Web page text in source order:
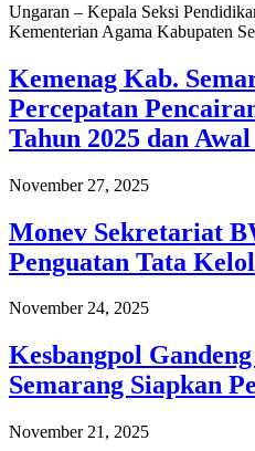
Ungaran – Kepala Seksi
Kementerian Agama Kabupaten
Kemenag Kab.
Percepatan
Tahun 2025 dan
November 27, 2025
Monev Sekretariat
Penguatan Tata
November 24, 2025
Kesbangpol
Semarang Siapkan
November 21, 2025